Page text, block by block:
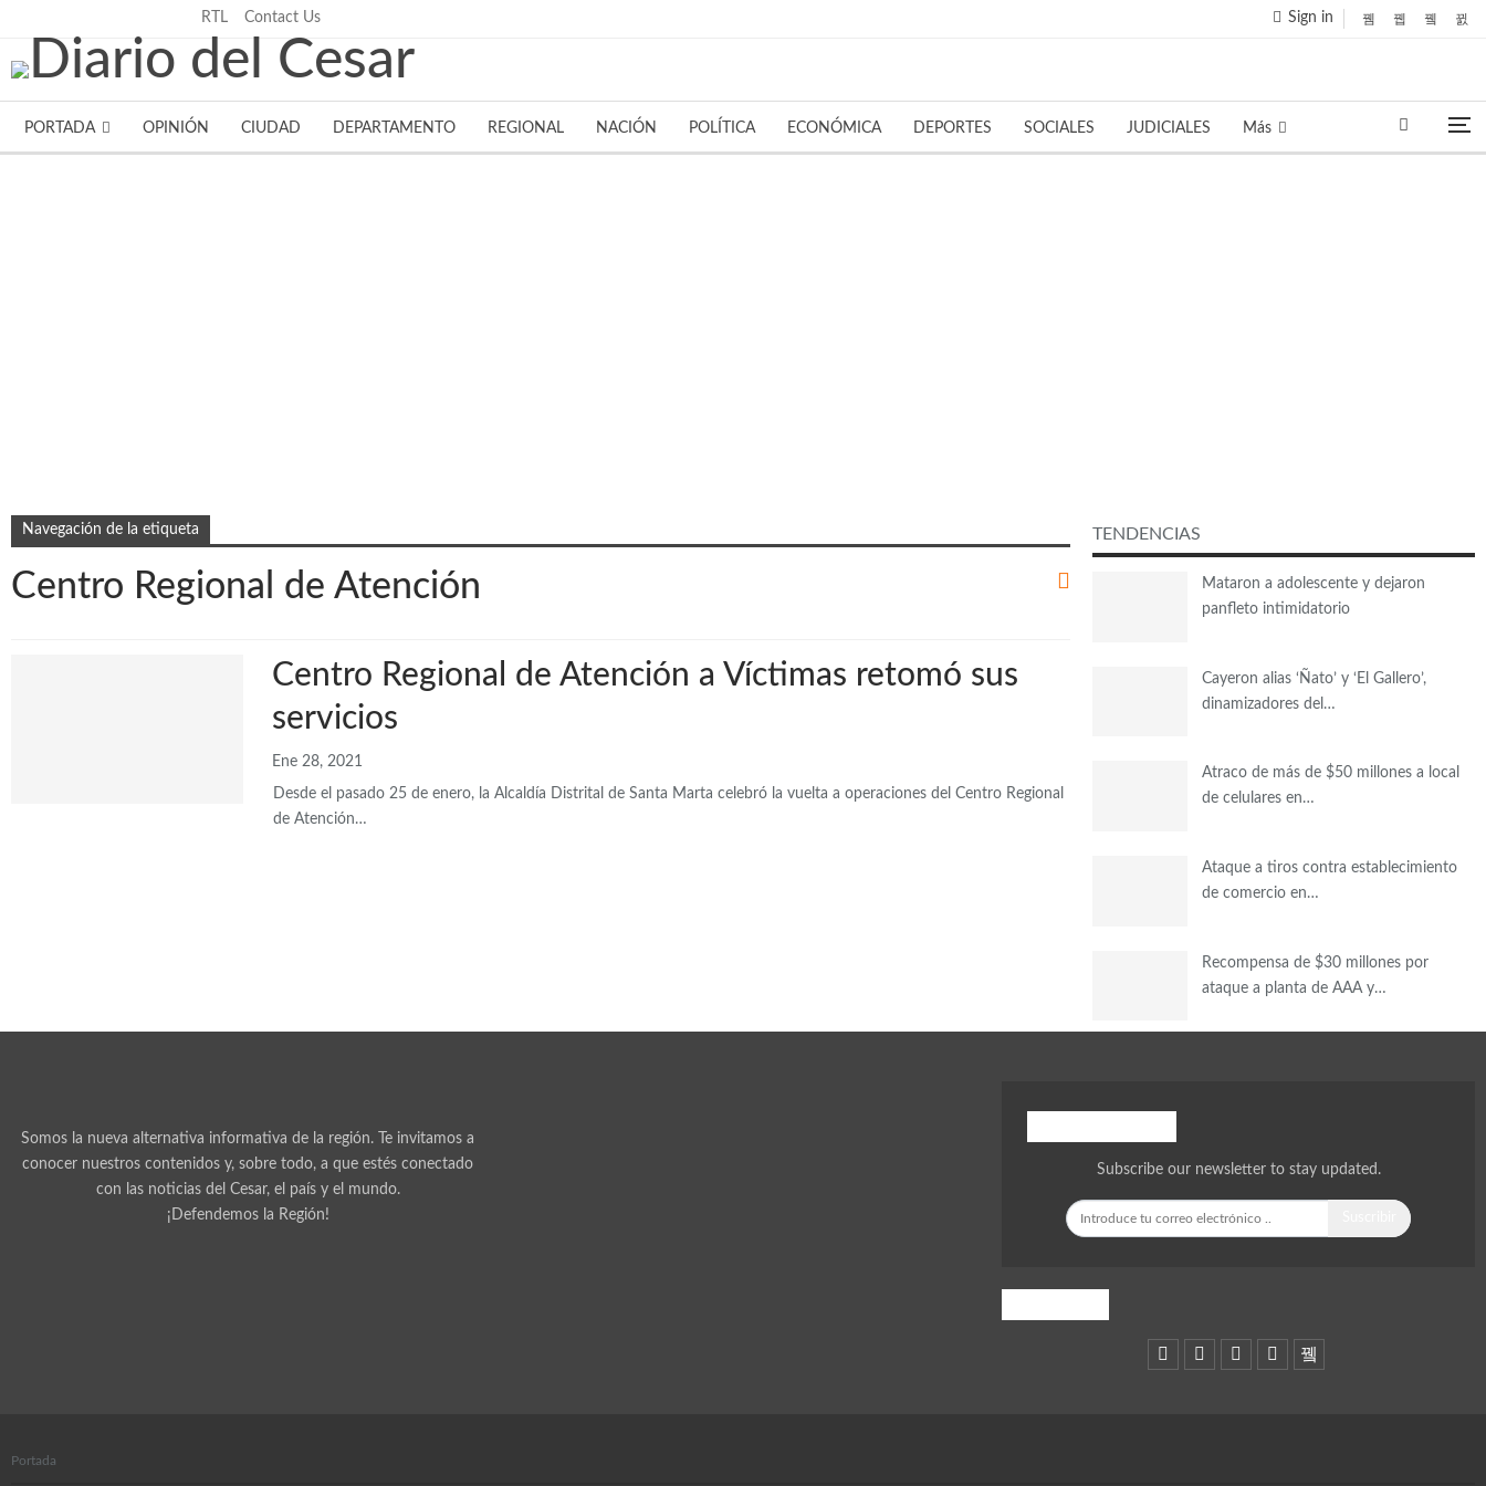
Sign in
RTL Contact Us
PORTADA OPINIÓN CIUDAD DEPARTAMENTO REGIONAL NACIÓN POLÍTICA ECONÓMICA DEPORTES SOCIALES JUDICIALES Más
Navegación de la etiqueta
Centro Regional de Atención
Centro Regional de Atención a Víctimas retomó sus
servicios
Ene 28, 2021
Desde el pasado 25 de enero, la Alcaldía Distrital de Santa Marta celebró la vuelta a operaciones del Centro Regional
de Atención…
TENDENCIAS
Mataron a adolescente y dejaron
panfleto intimidatorio
Cayeron alias ‘Ñato’ y ‘El Gallero’,
dinamizadores del…
Atraco de más de $50 millones a local
de celulares en…
Ataque a tiros contra establecimiento
de comercio en…
Recompensa de $30 millones por
ataque a planta de AAA y…
Somos la nueva alternativa informativa de la región. Te invitamos a
conocer nuestros contenidos y, sobre todo, a que estés conectado
con las noticias del Cesar, el país y el mundo.
¡Defendemos la Región!
Subscribe our newsletter to stay updated.
Portada